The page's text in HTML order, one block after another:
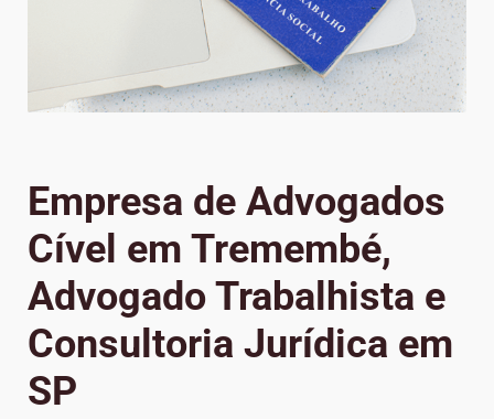
Empresa de Advogados
Cível em Tremembé,
Advogado Trabalhista e
Consultoria Jurídica em
SP